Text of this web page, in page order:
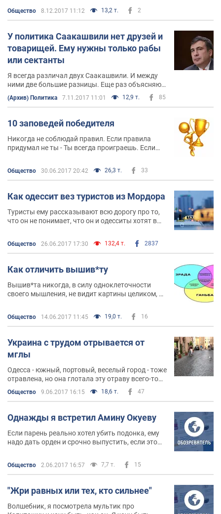
Общество 8.12.2017 11:12 13,2 т. 2
У политика Саакашвили нет друзей и
товарищей. Ему нужны только рабы
или сектанты
Я всегда различал двух Саакашвили. И между
ними две большие разницы. Еще раз объясняю.
Лично я, лично Михаила Саакашвили считаю
реально большим молодцом. С точки зрения
подарил
(Архив) Политика 7.11.2017 11:01 12,9 т. 85
10 заповедей победителя
Никогда не соблюдай правил. Если правила
придумал не ты - Ты всегда проиграешь. Если
Общество 30.06.2017 20:42 26,3 т. 33
Как одессит вез туристов из Мордора
Туристы ему рассказывают всю дорогу про то,
что он не понимает, что он и одесситы хотят в
Общество 26.06.2017 17:30 132,4 т. 2837
Как отличить вышив*ту
Вышив*та никогда, в силу одноклеточности
своего мышления, не видит картины целиком, а
противнике или оппоненте она видит всегда и
только врага
Общество 14.06.2017 11:45 19,0 т. 16
Украина с трудом отрывается от
мглы
Одесса - южный, портовый, веселый город - тоже
отравлена, но она глотала эту отраву всего-то
200 лет с небольшим, из которых 50 лет ее
золотого века были не совсем русскими, а
Общество 9.06.2017 16:15 18,6 т. 47
Однажды я встретил Амину Окуеву
Если парень реально хотел убить подонка, ему
надо дать орден и срочно выпустить, если это
Общество 2.06.2017 16:57 7,7 т. 15
"Жри равных или тех, кто сильнее"
Волшебник, я посмотрела мультик про